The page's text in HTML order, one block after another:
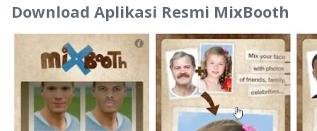
Download Aplikasi Resmi MixBooth